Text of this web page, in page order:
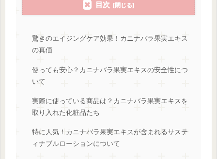
目次
驚きのエイジングケア効果！カニナバラ果実エキス
の真価
使っても安心？カニナバラ果実エキスの安全性につ
いて
実際に使っている商品は？カニナバラ果実エキスを
取り入れた化粧品たち
特に人気！カニナバラ果実エキスが含まれるサステ
ィナブルローションについて